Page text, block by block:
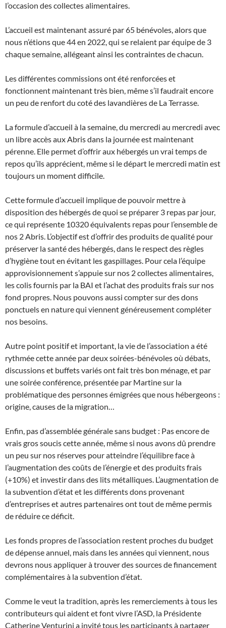
l’occasion des collectes alimentaires.
L’accueil est maintenant assuré par 65 bénévoles, alors que
nous n’étions que 44 en 2022, qui se relaient par équipe de 3
chaque semaine, allégeant ainsi les contraintes de chacun.
Les différentes commissions ont été renforcées et
fonctionnent maintenant très bien, même s’il faudrait encore
un peu de renfort du coté des lavandières de La Terrasse.
La formule d’accueil à la semaine, du mercredi au mercredi avec
un libre accès aux Abris dans la journée est maintenant
pérenne. Elle permet d’offrir aux hébergés un vrai temps de
repos qu’ils apprécient, même si le départ le mercredi matin est
toujours un moment difficile.
Cette formule d’accueil implique de pouvoir mettre à
disposition des hébergés de quoi se préparer 3 repas par jour,
ce qui représente 10320 équivalents repas pour l’ensemble de
nos 2 Abris. L’objectif est d’offrir des produits de qualité pour
préserver la santé des hébergés, dans le respect des règles
d’hygiène tout en évitant les gaspillages. Pour cela l’équipe
approvisionnement s’appuie sur nos 2 collectes alimentaires,
les colis fournis par la BAI et l’achat des produits frais sur nos
fond propres. Nous pouvons aussi compter sur des dons
ponctuels en nature qui viennent généreusement compléter
nos besoins.
Autre point positif et important, la vie de l’association a été
rythmée cette année par deux soirées-bénévoles où débats,
discussions et buffets variés ont fait très bon ménage, et par
une soirée conférence, présentée par Martine sur la
problématique des personnes émigrées que nous hébergeons :
origine, causes de la migration…
Enfin, pas d’assemblée générale sans budget : Pas encore de
vrais gros soucis cette année, même si nous avons dû prendre
un peu sur nos réserves pour atteindre l’équilibre face à
l’augmentation des coûts de l’énergie et des produits frais
(+10%) et investir dans des lits métalliques. L’augmentation de
la subvention d’état et les différents dons provenant
d’entreprises et autres partenaires ont tout de même permis
de réduire ce déficit.
Les fonds propres de l’association restent proches du budget
de dépense annuel, mais dans les années qui viennent, nous
devrons nous appliquer à trouver des sources de financement
complémentaires à la subvention d’état.
Comme le veut la tradition, après les remerciements à tous les
contributeurs qui aident et font vivre l’ASD, la Présidente
Catherine Venturini a invité tous les participants à partager